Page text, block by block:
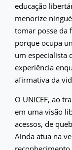
educação
menorize
tomar posse da
porque ocupa
um especialista
experiência
afirmativa da
O UNICEF, ao
em uma visão
acessos, de
Ainda atua na